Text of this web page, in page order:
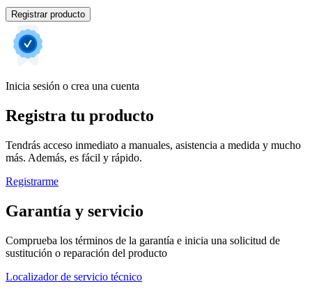
Registrar producto
Inicia sesión o crea una cuenta
Registra tu producto
Tendrás acceso inmediato a manuales, asistencia a medida y mucho
más. Además, es fácil y rápido.
Registrarme
Garantía y servicio
Comprueba los términos de la garantía e inicia una solicitud de
sustitución o reparación del producto
Localizador de servicio técnico